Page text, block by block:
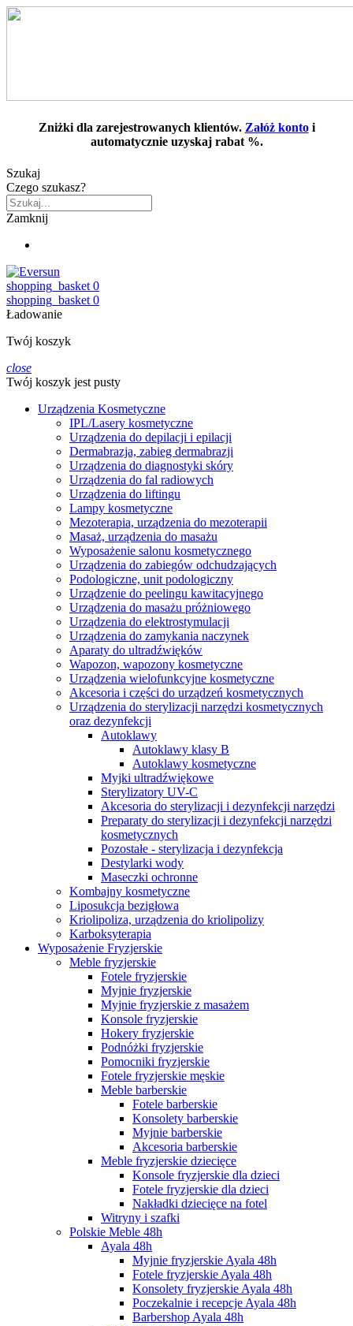
Zniżki dla zarejestrowanych klientów. Załóż kontoi
automatycznie uzyskaj rabat %.
Szukaj
Czego szukasz?
Zamknij
shopping_basket 0
shopping_basket 0
Ładowanie
Twój koszyk
close
Twój koszyk jest pusty
Urządzenia Kosmetyczne
IPL/Lasery kosmetyczne
Urządzenia do depilacji i epilacji
Dermabrazja, zabieg dermabrazji
Urządzenia do diagnostyki skóry
Urządzenia do fal radiowych
Urządzenia do liftingu
Lampy kosmetyczne
Mezoterapia, urządzenia do mezoterapii
Masaż, urządzenia do masażu
Wyposażenie salonu kosmetycznego
Urządzenia do zabiegów odchudzających
Podologiczne, unit podologiczny
Urządzenie do peelingu kawitacyjnego
Urządzenia do masażu próżniowego
Urządzenia do elektrostymulacji
Urządzenia do zamykania naczynek
Aparaty do ultradźwięków
Wapozon, wapozony kosmetyczne
Urządzenia wielofunkcyjne kosmetyczne
Akcesoria i części do urządzeń kosmetycznych
Urządzenia do sterylizacji narzędzi kosmetycznych
oraz dezynfekcji
Autoklawy
Autoklawy klasy B
Autoklawy kosmetyczne
Myjki ultradźwiękowe
Sterylizatory UV-C
Akcesoria do sterylizacji i dezynfekcji narzędzi
Preparaty do sterylizacji i dezynfekcji narzędzi
kosmetycznych
Pozostałe - sterylizacja i dezynfekcja
Destylarki wody
Maseczki ochronne
Kombajny kosmetyczne
Liposukcja bezigłowa
Kriolipoliza, urządzenia do kriolipolizy
Karboksyterapia
Wyposażenie Fryzjerskie
Meble fryzjerskie
Fotele fryzjerskie
Myjnie fryzjerskie
Myjnie fryzjerskie z masażem
Konsole fryzjerskie
Hokery fryzjerskie
Podnóżki fryzjerskie
Pomocniki fryzjerskie
Fotele fryzjerskie męskie
Meble barberskie
Fotele barberskie
Konsolety barberskie
Myjnie barberskie
Akcesoria barberskie
Meble fryzjerskie dziecięce
Konsole fryzjerskie dla dzieci
Fotele fryzjerskie dla dzieci
Nakładki dziecięce na fotel
Witryny i szafki
Polskie Meble 48h
Ayala 48h
Myjnie fryzjerskie Ayala 48h
Fotele fryzjerskie Ayala 48h
Konsolety fryzjerskie Ayala 48h
Poczekalnie i recepcje Ayala 48h
Barbershop Ayala 48h